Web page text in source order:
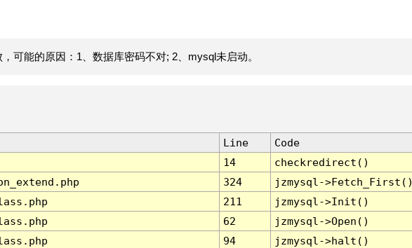
可能的原因：1、数据库密码不对; 2、mysql未启动。
Line
Code
14
checkredirect()
324
jzmysql-
211
jzmysql->Init()
62
jzmysql->Open()
94
jzmysql->halt()